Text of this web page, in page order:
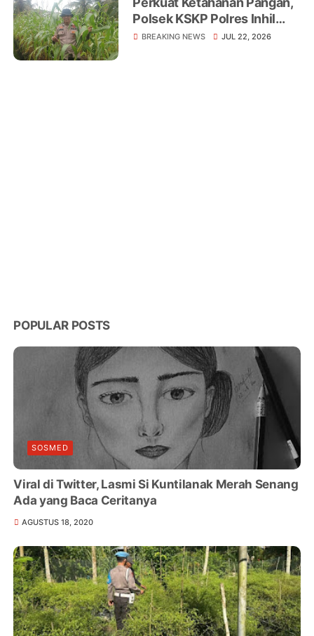
Polsek KSKP Polres Inhil
Turun Langsung Dampingi
BREAKING NEWS JUL 22, 2026
POPULAR POSTS
SOSMED
Viral di Twitter, Lasmi Si Kuntilanak Merah Senang
Ada yang Baca Ceritanya
AGUSTUS 18, 2020